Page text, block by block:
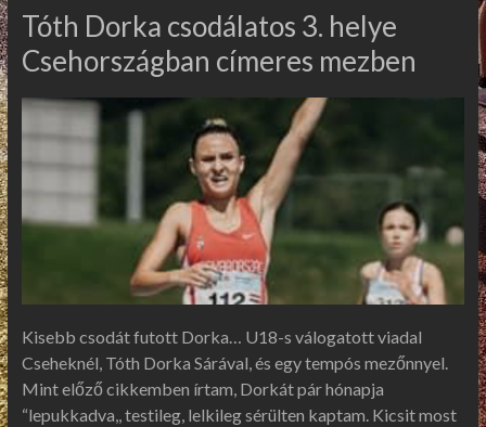
Tóth Dorka csodálatos 3. helye
Csehországban címeres mezben
Kisebb csodát futott Dorka… U18-s válogatott viadal
Cseheknél, Tóth Dorka Sárával, és egy tempós mezőnnyel.
Mint előző cikkemben írtam, Dorkát pár hónapja
“lepukkadva,, testileg, lelkileg sérülten kaptam. Kicsit most